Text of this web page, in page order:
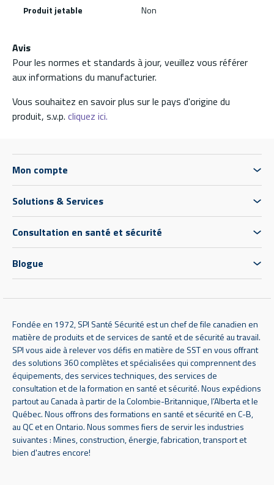
Produit jetable Non
Avis
Pour les normes et standards à jour, veuillez vous référer
aux informations du manufacturier.
Vous souhaitez en savoir plus sur le pays d'origine du
produit, s.v.p. cliquez ici.
Mon compte
Solutions & Services
Consultation en santé et sécurité
Blogue
Fondée en 1972, SPI Santé Sécurité est un chef de file canadien en
matière de produits et de services de santé et de sécurité au travail.
SPI vous aide à relever vos défis en matière de SST en vous offrant
des solutions 360 complètes et spécialisées qui comprennent des
équipements, des services techniques, des services de
consultation et de la formation en santé et sécurité. Nous expédions
partout au Canada à partir de la Colombie-Britannique, l’Alberta et le
Québec. Nous offrons des formations en santé et sécurité en C-B,
au QC et en Ontario. Nous sommes fiers de servir les industries
suivantes : Mines, construction, énergie, fabrication, transport et
bien d'autres encore!